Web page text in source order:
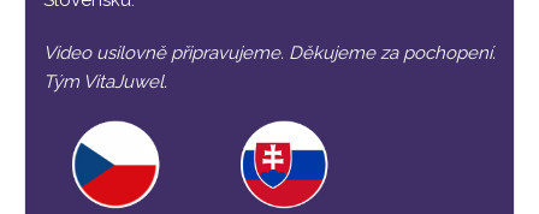
Video usilovně připravujeme. Děkujeme za pochopení.
Tým VitaJuwel.